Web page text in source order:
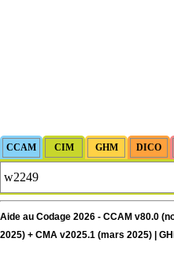
Aide au Codage 2026 - CCAM v80.0
2025) + CMA v2025.1 (mars 2025) |